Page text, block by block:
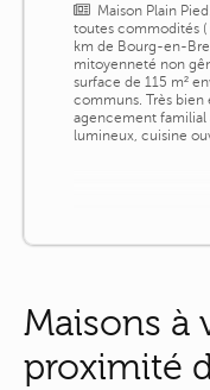
Maison Plain
toutes commodités (
km de Bourg-en-
mitoyenneté non
surface de 115 m²
communs. Très
agencement familial
lumineux, cuisine
Maisons à
proximité